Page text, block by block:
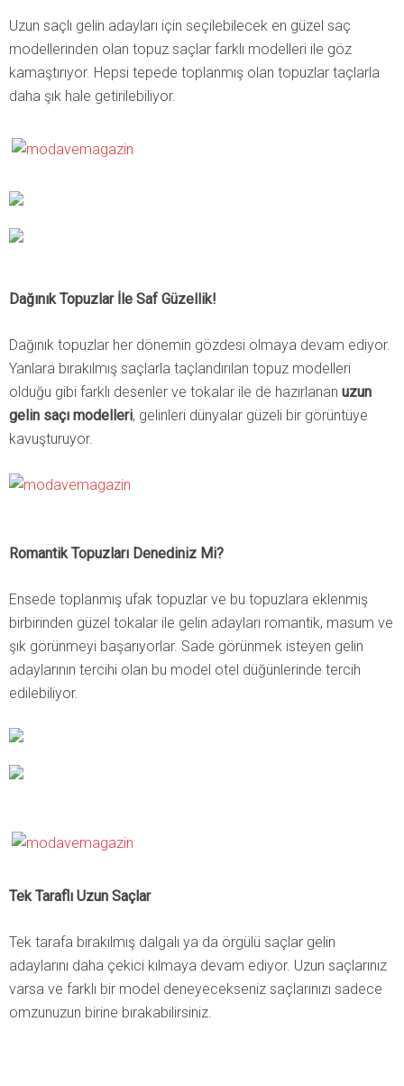
Uzun saçlı gelin adayları için seçilebilecek en güzel saç
modellerinden olan topuz saçlar farklı modelleri ile göz
kamaştırıyor. Hepsi tepede toplanmış olan topuzlar taçlarla
daha şık hale getirilebiliyor.
Dağınık Topuzlar İle Saf Güzellik!
Dağınık topuzlar her dönemin gözdesi olmaya devam ediyor.
Yanlara bırakılmış saçlarla taçlandırılan topuz modelleri
olduğu gibi farklı desenler ve tokalar ile de hazırlanan uzun
gelin saçı modelleri, gelinleri dünyalar güzeli bir görüntüye
kavuşturuyor.
Romantik Topuzları Denediniz Mi?
Ensede toplanmış ufak topuzlar ve bu topuzlara eklenmiş
birbirinden güzel tokalar ile gelin adayları romantik, masum ve
şık görünmeyi başarıyorlar. Sade görünmek isteyen gelin
adaylarının tercihi olan bu model otel düğünlerinde tercih
edilebiliyor.
Tek Taraflı Uzun Saçlar
Tek tarafa bırakılmış dalgalı ya da örgülü saçlar gelin
adaylarını daha çekici kılmaya devam ediyor. Uzun saçlarınız
varsa ve farklı bir model deneyecekseniz saçlarınızı sadece
omzunuzun birine bırakabilirsiniz.